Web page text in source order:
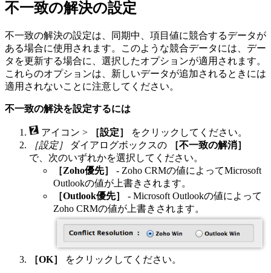
不一致の解決の設定
不一致の解決の設定は、同期中、項目値に競合するデータが
ある場合に使用されます。このような競合データには、デー
タを更新する場合に、選択したオプションが適用されます。
これらのオプションは、新しいデータが追加されるときには
適用されないことに注意してください。
不一致の解決を設定するには
アイコン > ［設定］
をクリックしてください。
［設定］
ダイアログボックスの
［不一致の解消］
で、次のいずれかを選択してください。
［Zoho優先］ - Zoho CRMの値によってMicrosoft
Outlookの値が上書きされます。
［Outlook優先］ - Microsoft Outlookの値によって
Zoho CRMの値が上書きされます。
［OK］ をクリックしてください。